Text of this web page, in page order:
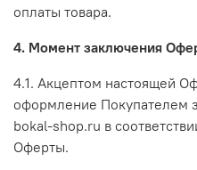
оплаты товара.
4. Момент заключения
4.1. Акцептом настоящей
оформление Покупателем
bokal-shop.ru в
Оферты.